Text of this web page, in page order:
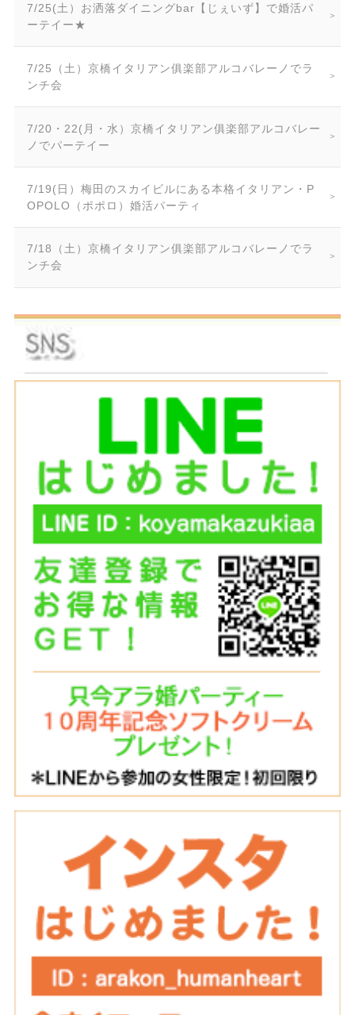
7/25(土）お洒落ダイニングbar【じぇいず】で婚活パ
ーテイー★
7/25（土）京橋イタリアン俱楽部アルコバレーノでラ
ンチ会
7/20・22(月・水）京橋イタリアン俱楽部アルコバレー
ノでパーテイー
7/19(日）梅田のスカイビルにある本格イタリアン・P
OPOLO（ポポロ）婚活パーティ
7/18（土）京橋イタリアン俱楽部アルコバレーノでラ
ンチ会